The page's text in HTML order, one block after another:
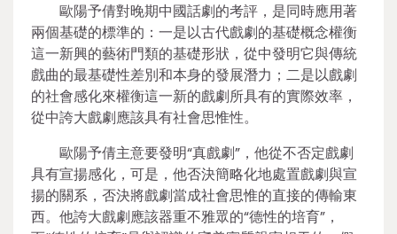
歐陽予倩對晚期中國話劇的考評，是同時應用著
兩個基礎的標準的：一是以古代戲劇的基礎概念權衡
這一新興的藝術門類的基礎形狀，從中發明它與傳統
戲曲的最基礎性差別和本身的發展潛力；二是以戲劇
的社會感化來權衡這一新的戲劇所具有的實際效率，
從中誇大戲劇應該具有社會思惟性。
歐陽予倩主意要發明“真戲劇”，他從不否定戲劇
具有宣揚感化，可是，他否決簡略化地處置戲劇與宣
揚的關系，否決將戲劇當成社會思惟的直接的傳輸東
西。他誇大戲劇應該器重不雅眾的“德性的培育”，